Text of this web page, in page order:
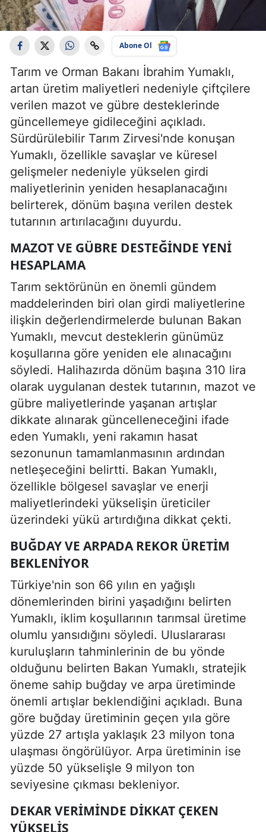
Abone Ol
Tarım ve Orman Bakanı İbrahim Yumaklı,
artan üretim maliyetleri nedeniyle çiftçilere
verilen mazot ve gübre desteklerinde
güncellemeye gidileceğini açıkladı.
Sürdürülebilir Tarım Zirvesi'nde konuşan
Yumaklı, özellikle savaşlar ve küresel
gelişmeler nedeniyle yükselen girdi
maliyetlerinin yeniden hesaplanacağını
belirterek, dönüm başına verilen destek
tutarının artırılacağını duyurdu.
MAZOT VE GÜBRE DESTEĞINDE YENI
HESAPLAMA
Tarım sektörünün en önemli gündem
maddelerinden biri olan girdi maliyetlerine
ilişkin değerlendirmelerde bulunan Bakan
Yumaklı, mevcut desteklerin günümüz
koşullarına göre yeniden ele alınacağını
söyledi. Halihazırda dönüm başına 310 lira
olarak uygulanan destek tutarının, mazot ve
gübre maliyetlerinde yaşanan artışlar
dikkate alınarak güncelleneceğini ifade
eden Yumaklı, yeni rakamın hasat
sezonunun tamamlanmasının ardından
netleşeceğini belirtti. Bakan Yumaklı,
özellikle bölgesel savaşlar ve enerji
maliyetlerindeki yükselişin üreticiler
üzerindeki yükü artırdığına dikkat çekti.
BUĞDAY VE ARPADA REKOR ÜRETIM
BEKLENIYOR
Türkiye'nin son 66 yılın en yağışlı
dönemlerinden birini yaşadığını belirten
Yumaklı, iklim koşullarının tarımsal üretime
olumlu yansıdığını söyledi. Uluslararası
kuruluşların tahminlerinin de bu yönde
olduğunu belirten Bakan Yumaklı, stratejik
öneme sahip buğday ve arpa üretiminde
önemli artışlar beklendiğini açıkladı. Buna
göre buğday üretiminin geçen yıla göre
yüzde 27 artışla yaklaşık 23 milyon tona
ulaşması öngörülüyor. Arpa üretiminin ise
yüzde 50 yükselişle 9 milyon ton
seviyesine çıkması bekleniyor.
DEKAR VERIMINDE DIKKAT ÇEKEN
YÜKSELIŞ